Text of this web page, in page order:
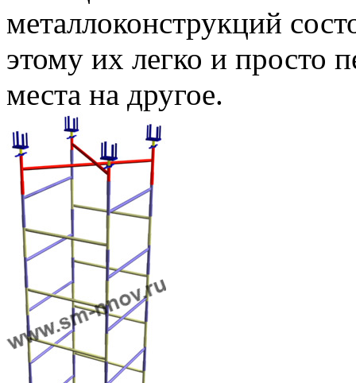
металлоконструкций
этому их легко и просто
места на другое.